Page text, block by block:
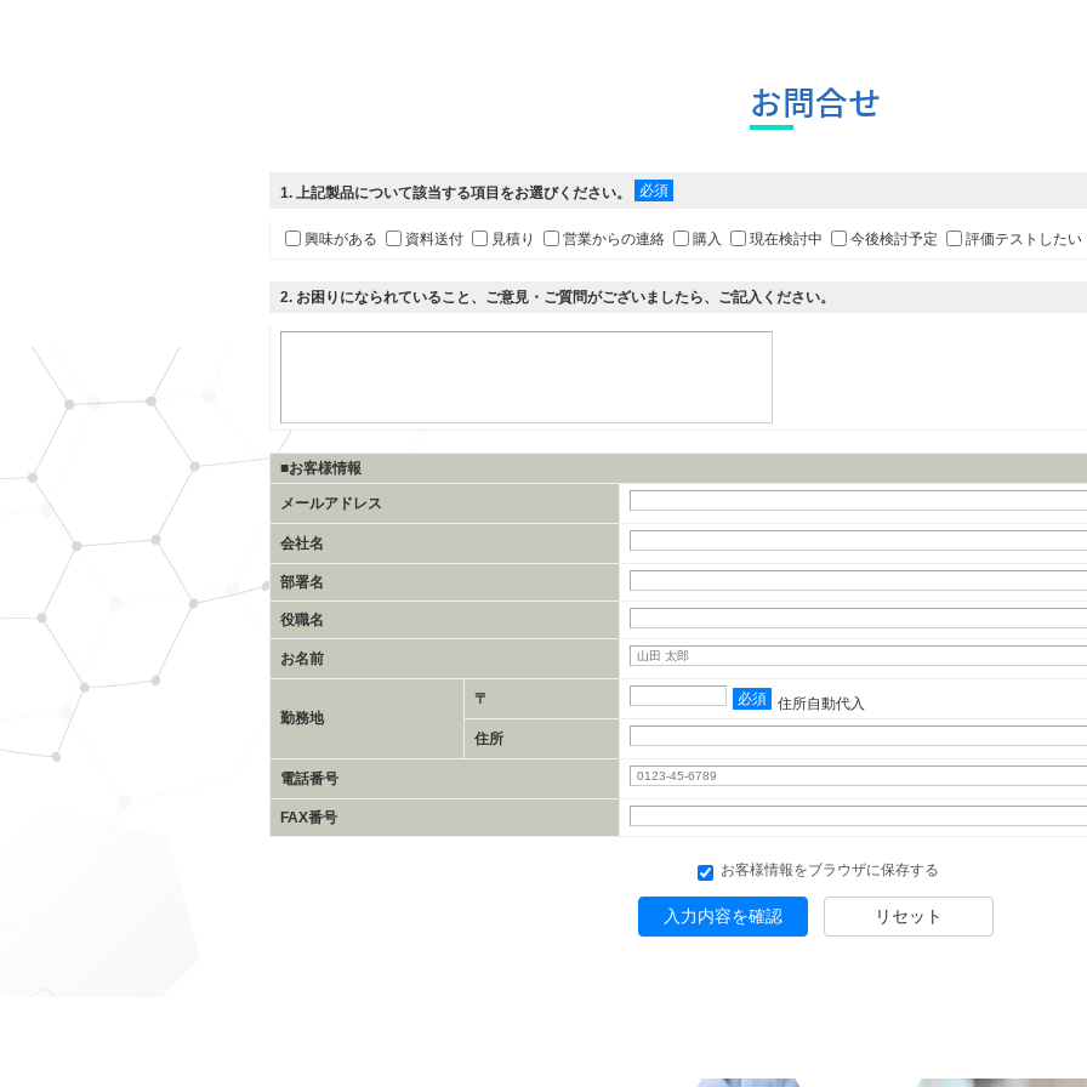
お問合せ
1. 上記製品について該当する項目をお選びください。 必須
興味がある 資料送付 見積り 営業からの連絡 購入 現在検討中 今後検討予定 評価テストしたい
2. お困りになられていること、ご意見・ご質問がございましたら、ご記入ください。
■お客様情報
メールアドレス
会社名
部署名
役職名
お名前
勤務地
〒 必須 住所自動代入
住所
電話番号
FAX番号
お客様情報をブラウザに保存する
入力内容を確認 リセット